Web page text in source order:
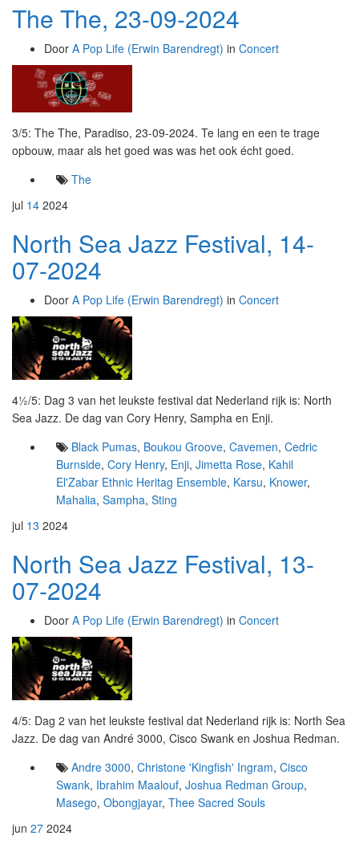
The The, 23-09-2024
Door A Pop Life (Erwin Barendregt) in Concert
3/5: The The, Paradiso, 23-09-2024. Te lang en een te trage
opbouw, maar als het goed was was het ook écht goed.
The
jul 14 2024
North Sea Jazz Festival, 14-
07-2024
Door A Pop Life (Erwin Barendregt) in Concert
4½/5: Dag 3 van het leukste festival dat Nederland rijk is: North
Sea Jazz. De dag van Cory Henry, Sampha en Enji.
Black Pumas, Boukou Groove, Cavemen, Cedric
Burnside, Cory Henry, Enji, Jimetta Rose, Kahil
El'Zabar Ethnic Heritag Ensemble, Karsu, Knower,
Mahalia, Sampha, Sting
jul 13 2024
North Sea Jazz Festival, 13-
07-2024
Door A Pop Life (Erwin Barendregt) in Concert
4/5: Dag 2 van het leukste festival dat Nederland rijk is: North Sea
Jazz. De dag van André 3000, Cisco Swank en Joshua Redman.
Andre 3000, Christone 'Kingfish' Ingram, Cisco
Swank, Ibrahim Maalouf, Joshua Redman Group,
Masego, Obongjayar, Thee Sacred Souls
jun 27 2024